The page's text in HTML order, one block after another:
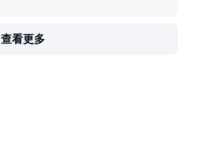
查看更多